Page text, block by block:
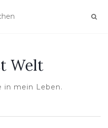
Welt
in mein Leben.